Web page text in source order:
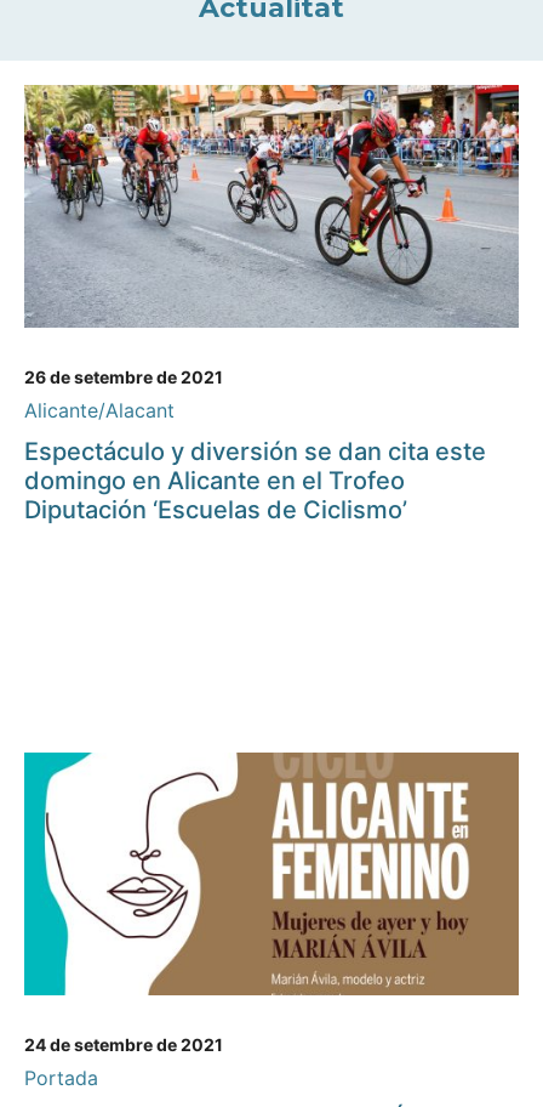
Actualitat
26 de setembre de 2021
Alicante/Alacant
Espectáculo y diversión se dan cita este
domingo en Alicante en el Trofeo
Diputación ‘Escuelas de Ciclismo’
24 de setembre de 2021
Portada